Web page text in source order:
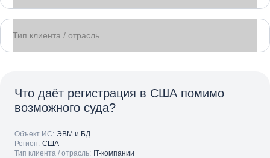
Что даёт регистрация в США помимо
возможного суда?
Объект ИС: ЭВМ и БД
Регион: США
Тип клиента / отрасль: IT-компании